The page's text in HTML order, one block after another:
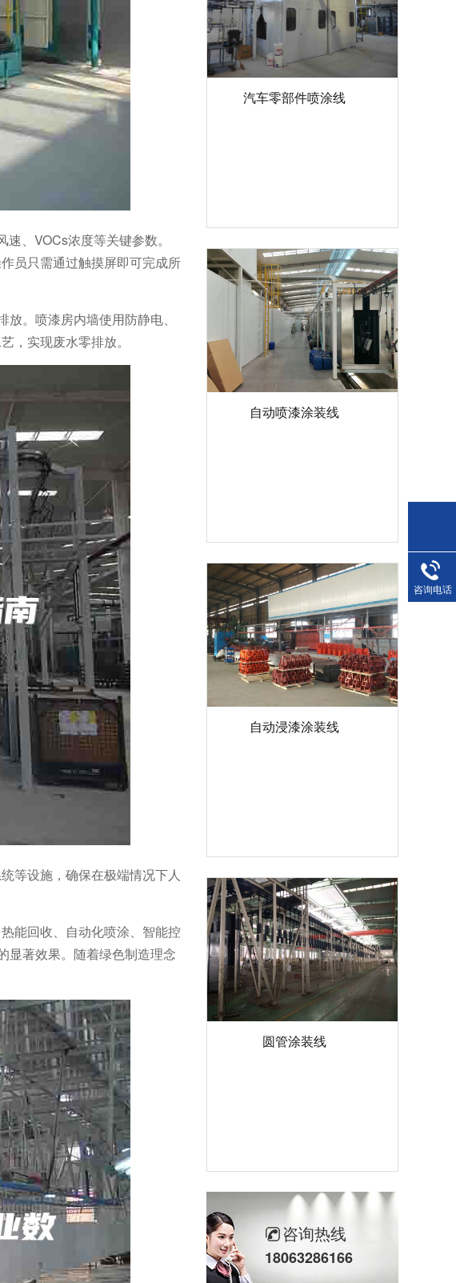
、VOCs浓度等关键参数。
员只需通过触摸屏即可完成所
。喷漆房内墙使用防静电、
，实现废水零排放。
等设施，确保在极端情况下人
能回收、自动化喷涂、智能控
显著效果。随着绿色制造理念
汽车零部件喷涂线
自动喷漆涂装线
自动浸漆涂装线
圆管涂装线
咨询热线
18063286166
咨询电话